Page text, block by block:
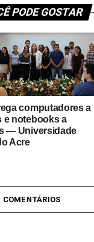
PODE GOSTAR
computadores a
e notebooks a
— Universidade
Acre
COMENTÁRIOS